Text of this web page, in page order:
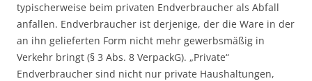
typischerweise beim privaten Endverbraucher als Abfall
anfallen. Endverbraucher ist derjenige, der die Ware in der
an ihn gelieferten Form nicht mehr gewerbsmäßig in
Verkehr bringt (§ 3 Abs. 8 VerpackG). „Private“
Endverbraucher sind nicht nur private Haushaltungen,